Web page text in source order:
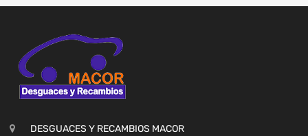
DESGUACES Y RECAMBIOS MACOR